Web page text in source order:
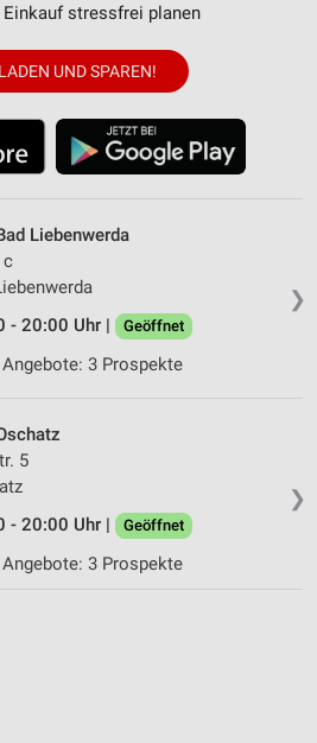
stressfrei planen
UND SPAREN!
❯
Liebenwerda
c
- 20:00 Uhr |
Geöffnet
Angebote: 3 Prospekte
❯
5
- 20:00 Uhr |
Geöffnet
Angebote: 3 Prospekte